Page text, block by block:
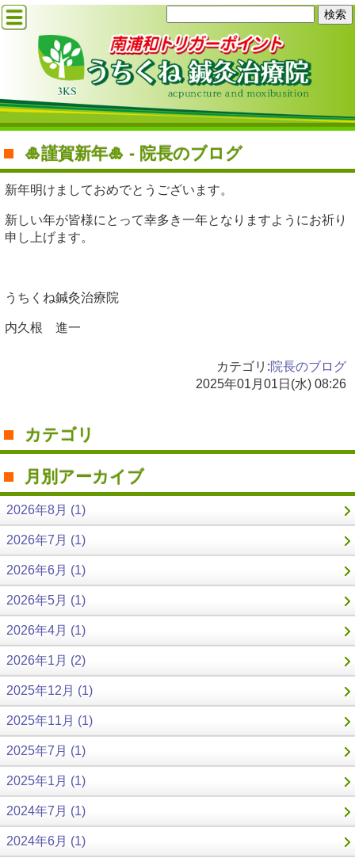
🎍謹賀新年🎍 - 院長のブログ
新年明けましておめでとうございます。
新しい年が皆様にとって幸多き一年となりますようにお祈り
申し上げます。
うちくね鍼灸治療院
内久根 進一
カテゴリ:院長のブログ
2025年01月01日(水) 08:26
カテゴリ
月別アーカイブ
2026年8月 (1)
2026年7月 (1)
2026年6月 (1)
2026年5月 (1)
2026年4月 (1)
2026年1月 (2)
2025年12月 (1)
2025年11月 (1)
2025年7月 (1)
2025年1月 (1)
2024年7月 (1)
2024年6月 (1)